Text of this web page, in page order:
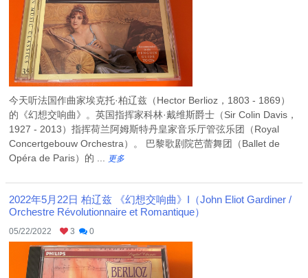
今天听法国作曲家埃克托·柏辽兹（Hector Berlioz，1803 - 1869）
的《幻想交响曲》。英国指挥家科林·戴维斯爵士（Sir Colin Davis，
1927 - 2013）指挥荷兰阿姆斯特丹皇家音乐厅管弦乐团（Royal
Concertgebouw Orchestra）。 巴黎歌剧院芭蕾舞团（Ballet de
Opéra de Paris）的 ...
更多
2022年5月22日 柏辽兹 《幻想交响曲》I（John Eliot Gardiner /
Orchestre Révolutionnaire et Romantique）
05/22/2022 3 0